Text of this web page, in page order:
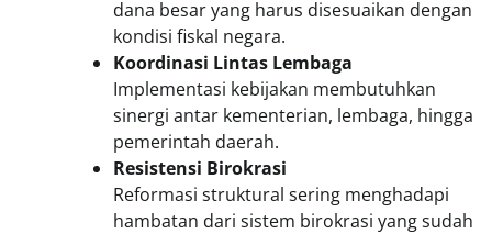
dana besar yang harus disesuaikan dengan
kondisi fiskal negara.
Koordinasi Lintas Lembaga
Implementasi kebijakan membutuhkan
sinergi antar kementerian, lembaga, hingga
pemerintah daerah.
Resistensi Birokrasi
Reformasi struktural sering menghadapi
hambatan dari sistem birokrasi yang sudah